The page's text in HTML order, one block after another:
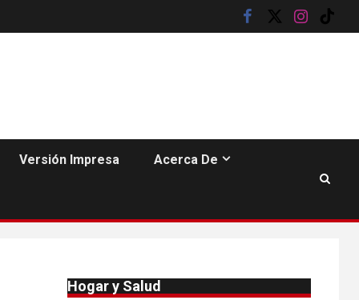
facebook
twitterinstagram
tik
Versión Impresa Acerca De
Hogar y Salud
ESTADOS UNIDOS
NOTICIAS
confirmados por
Colorado 110 casos
de salmonela por